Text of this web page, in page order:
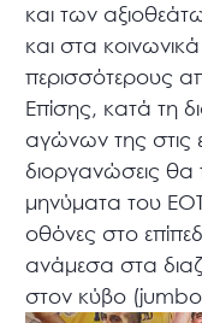
και των
και στα
περισσότερους
Επίσης, κατά τη
αγώνων της στις
διοργανώσεις
μηνύματα του ΕΟΤ
οθόνες στο
ανάμεσα στα
στον κύβο